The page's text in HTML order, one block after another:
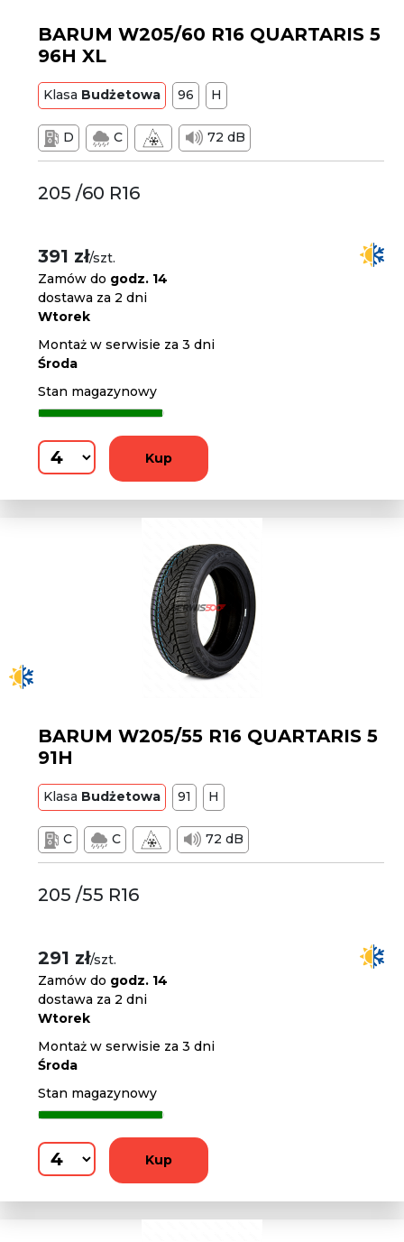
BARUM W205/60 R16 QUARTARIS 5
96H XL
Klasa Budżetowa 96 H
D C 72 dB
205 /60 R16
391 zł/szt.
Zamów do godz. 14
dostawa za 2 dni
Wtorek
Montaż w serwisie za 3 dni
Środa
Stan magazynowy
Kup
BARUM W205/55 R16 QUARTARIS 5
91H
Klasa Budżetowa 91 H
C C 72 dB
205 /55 R16
291 zł/szt.
Zamów do godz. 14
dostawa za 2 dni
Wtorek
Montaż w serwisie za 3 dni
Środa
Stan magazynowy
Kup